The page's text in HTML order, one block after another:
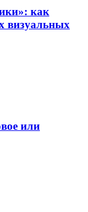
как
визуальных
или